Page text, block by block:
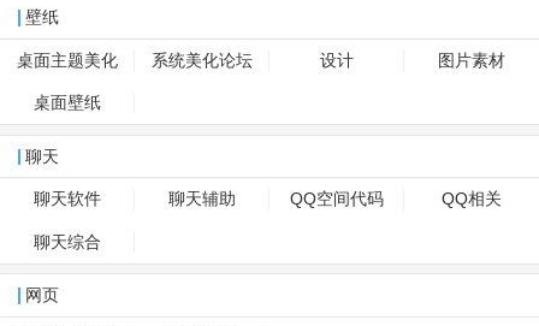
壁纸
桌面主题美化 系统美化论坛 设计 图片素材
桌面壁纸
聊天
聊天软件 聊天辅助 QQ空间代码 QQ相关
聊天综合
网页